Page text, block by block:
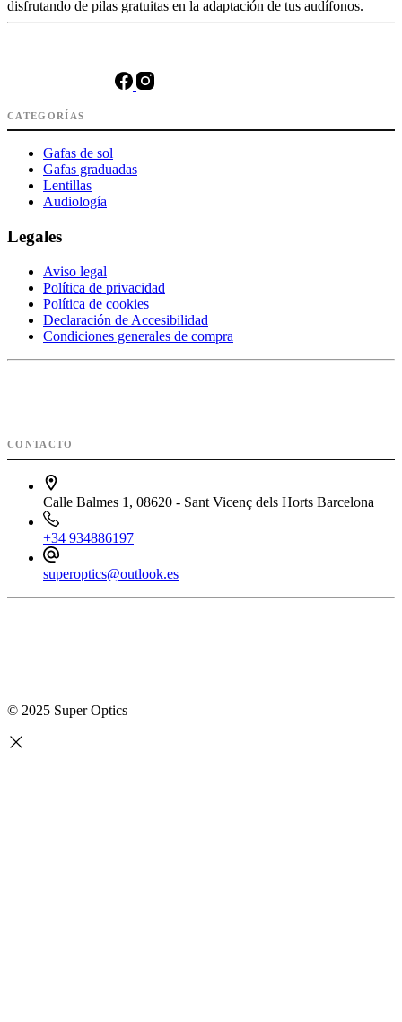
disfrutando de pilas gratuitas en la adaptación de tus audífonos.
CATEGORÍAS
Gafas de sol
Gafas graduadas
Lentillas
Audiología
Legales
Aviso legal
Política de privacidad
Política de cookies
Declaración de Accesibilidad
Condiciones generales de compra
CONTACTO
Calle Balmes 1, 08620 - Sant Vicenç dels Horts Barcelona
+34 934886197
superoptics@outlook.es
© 2025 Super Optics